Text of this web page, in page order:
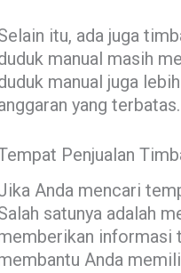
itu, ada juga
manual masih
manual juga
yang terbatas.
Penjualan
Anda mencari
satunya adalah
informasi
Anda